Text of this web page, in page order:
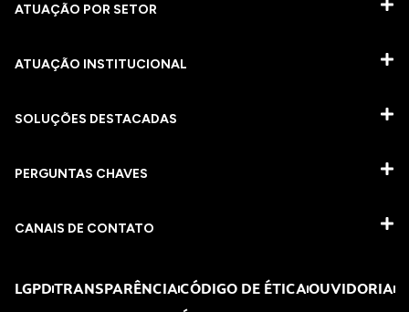
ATUAÇÃO POR SETOR
ATUAÇÃO INSTITUCIONAL
SOLUÇÕES DESTACADAS
PERGUNTAS CHAVES​
CANAIS DE CONTATO
LGPDTRANSPARÊNCIACÓDIGO DE ÉTICAOUVIDORIA